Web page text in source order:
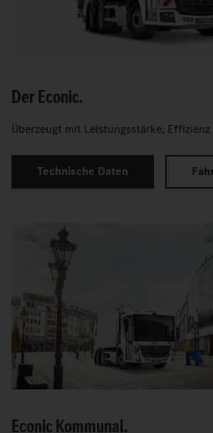
Der Econic.
Überzeugt mit Leistungsstärke,
Technische Daten
Econic Kommunal.